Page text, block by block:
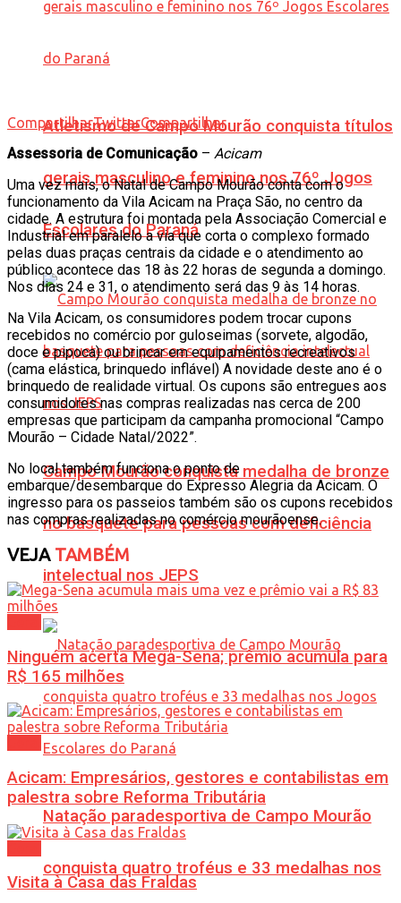
Atletismo de Campo Mourão conquista títulos
gerais masculino e feminino nos 76º Jogos
Escolares do Paraná
Campo Mourão conquista medalha de bronze
no basquete para pessoas com deficiência
intelectual nos JEPS
Natação paradesportiva de Campo Mourão
conquista quatro troféus e 33 medalhas nos
CompartilharTwittarCompartilhar
Assessoria de Comunicação – Acicam
Uma vez mais, o Natal de Campo Mourão conta com o
funcionamento da Vila Acicam na Praça São, no centro da
cidade. A estrutura foi montada pela Associação Comercial e
Industrial em paralelo a via que corta o complexo formado
pelas duas praças centrais da cidade e o atendimento ao
público acontece das 18 às 22 horas de segunda a domingo.
Nos dias 24 e 31, o atendimento será das 9 às 14 horas.
Na Vila Acicam, os consumidores podem trocar cupons
recebidos no comércio por guloseimas (sorvete, algodão,
doce e pipoca) ou brincar em equipamentos recreativos
(cama elástica, brinquedo inflável) A novidade deste ano é o
brinquedo de realidade virtual. Os cupons são entregues aos
consumidores nas compras realizadas nas cerca de 200
empresas que participam da campanha promocional “Campo
Mourão – Cidade Natal/2022”.
No local também funciona o ponto de
embarque/desembarque do Expresso Alegria da Acicam. O
ingresso para os passeios também são os cupons recebidos
nas compras realizadas no comércio mourãoense.
VEJATAMBÉM
Ninguém acerta Mega-Sena; prêmio acumula para
R$ 165 milhões
Acicam: Empresários, gestores e contabilistas em
palestra sobre Reforma Tributária
Visita à Casa das Fraldas